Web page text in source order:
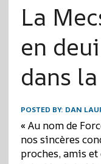
La
en
dans
POSTED BY: DAN
« Au nom de
nos sincères
proches, amis et